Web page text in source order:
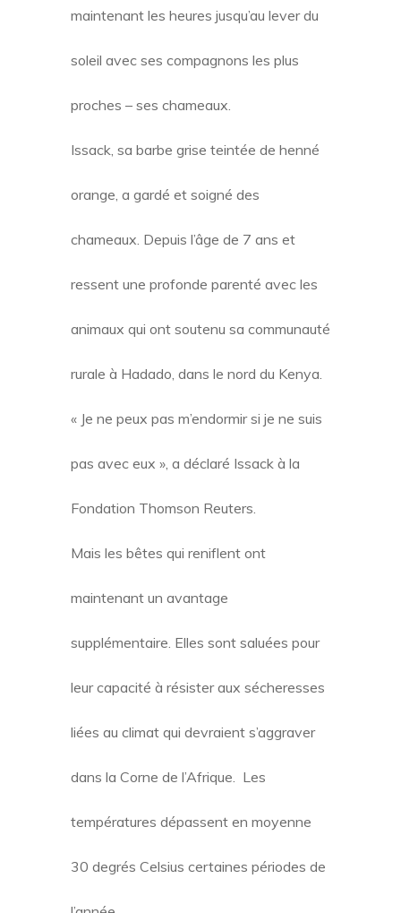
maintenant les heures jusqu’au lever du
soleil avec ses compagnons les plus
proches – ses chameaux.
Issack, sa barbe grise teintée de henné
orange, a gardé et soigné des
chameaux. Depuis l’âge de 7 ans et
ressent une profonde parenté avec les
animaux qui ont soutenu sa communauté
rurale à Hadado, dans le nord du Kenya.
« Je ne peux pas m’endormir si je ne suis
pas avec eux », a déclaré Issack à la
Fondation Thomson Reuters.
Mais les bêtes qui reniflent ont
maintenant un avantage
supplémentaire. Elles sont saluées pour
leur capacité à résister aux sécheresses
liées au climat qui devraient s’aggraver
dans la Corne de l’Afrique. Les
températures dépassent en moyenne
30 degrés Celsius certaines périodes de